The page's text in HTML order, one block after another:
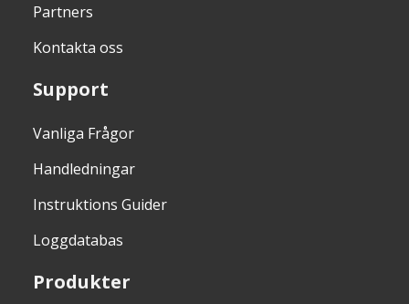
Partners
Kontakta oss
Support
Vanliga Frågor
Handledningar
Instruktions Guider
Loggdatabas
Produkter